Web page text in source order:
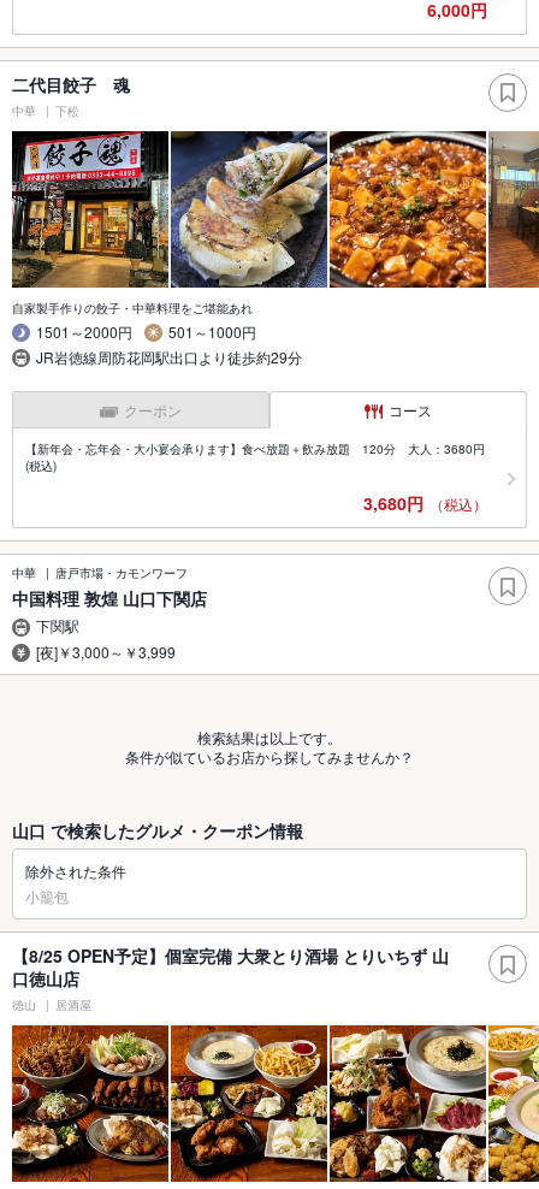
6,000円
二代目餃子 魂
中華 下松
自家製手作りの餃子・中華料理をご堪能あれ
1501～2000円
501～1000円
JR岩徳線周防花岡駅出口より徒歩約29分
クーポン コース
【新年会・忘年会・大小宴会承ります】食べ放題＋飲み放題 120分 大人：3680円
(税込)
3,680円 （税込）
中華 唐戸市場・カモンワーフ
中国料理 敦煌 山口下関店
下関駅
[夜]￥3,000～￥3,999
検索結果は以上です。
条件が似ているお店から探してみませんか？
山口 で検索したグルメ・クーポン情報
除外された条件
小籠包
【8/25 OPEN予定】個室完備 大衆とり酒場 とりいちず 山
口徳山店
徳山 居酒屋